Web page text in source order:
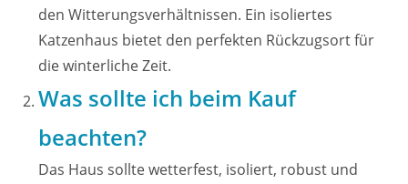
den Witterungsverhältnissen. Ein isoliertes
Katzenhaus bietet den perfekten Rückzugsort für
die winterliche Zeit.
Was sollte ich beim Kauf
beachten?
Das Haus sollte wetterfest, isoliert, robust und